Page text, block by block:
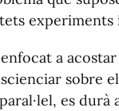
experiments
a
sobre
es durà